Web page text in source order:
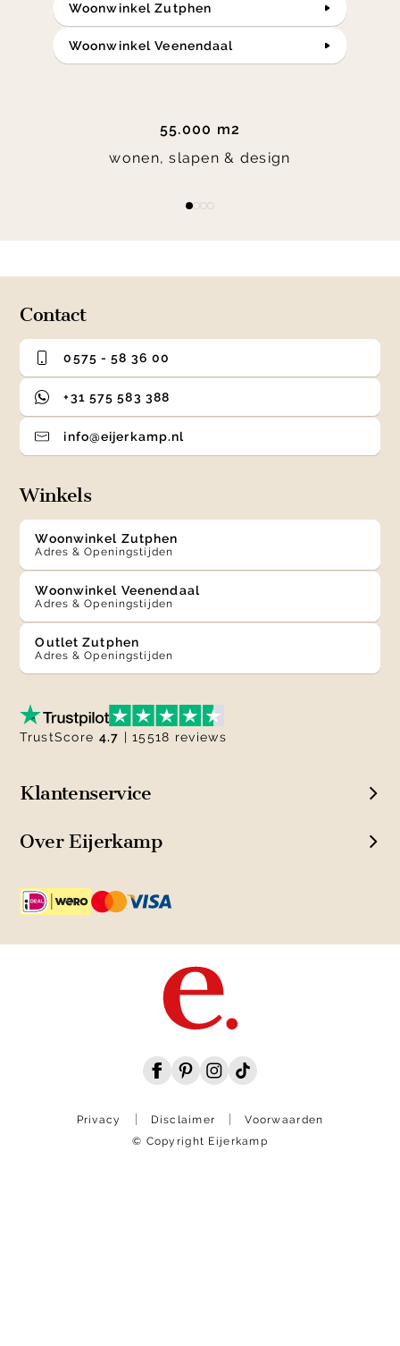
Woonwinkel Zutphen
Woonwinkel Veenendaal
55.000 m2
wonen, slapen & design
Contact
0575 - 58 36 00
+31 575 583 388
info@eijerkamp.nl
Winkels
Woonwinkel Zutphen
Adres & Openingstijden
Woonwinkel Veenendaal
Adres & Openingstijden
Outlet Zutphen
Adres & Openingstijden
Klantenservice
Over Eijerkamp
TrustScore 4.7 | 15518 reviews
Privacy Disclaimer
Voorwaarden
© Copyright Eijerkamp